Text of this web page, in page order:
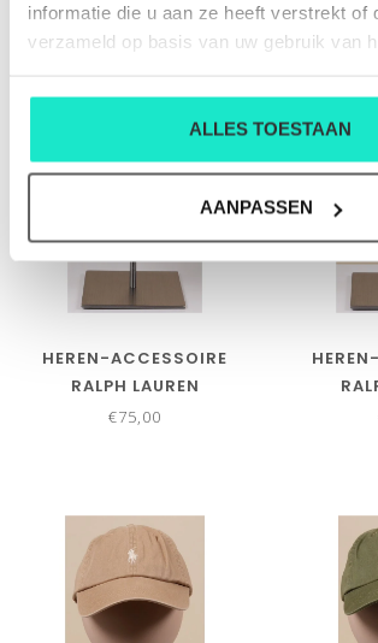
informatie die u aan ze heeft verstrekt of
verzameld op basis van uw gebruik van
ALLES TOESTAAN
AANPASSEN
HEREN-ACCESSOIRE
RALPH LAUREN
€75,00